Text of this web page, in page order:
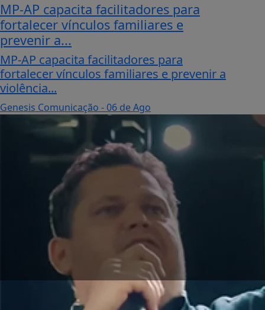
MP-AP capacita facilitadores para
fortalecer vínculos familiares e
prevenir a...
MP-AP capacita facilitadores para
fortalecer vínculos familiares e prevenir a
violência...
Genesis Comunicação - 06 de Ago